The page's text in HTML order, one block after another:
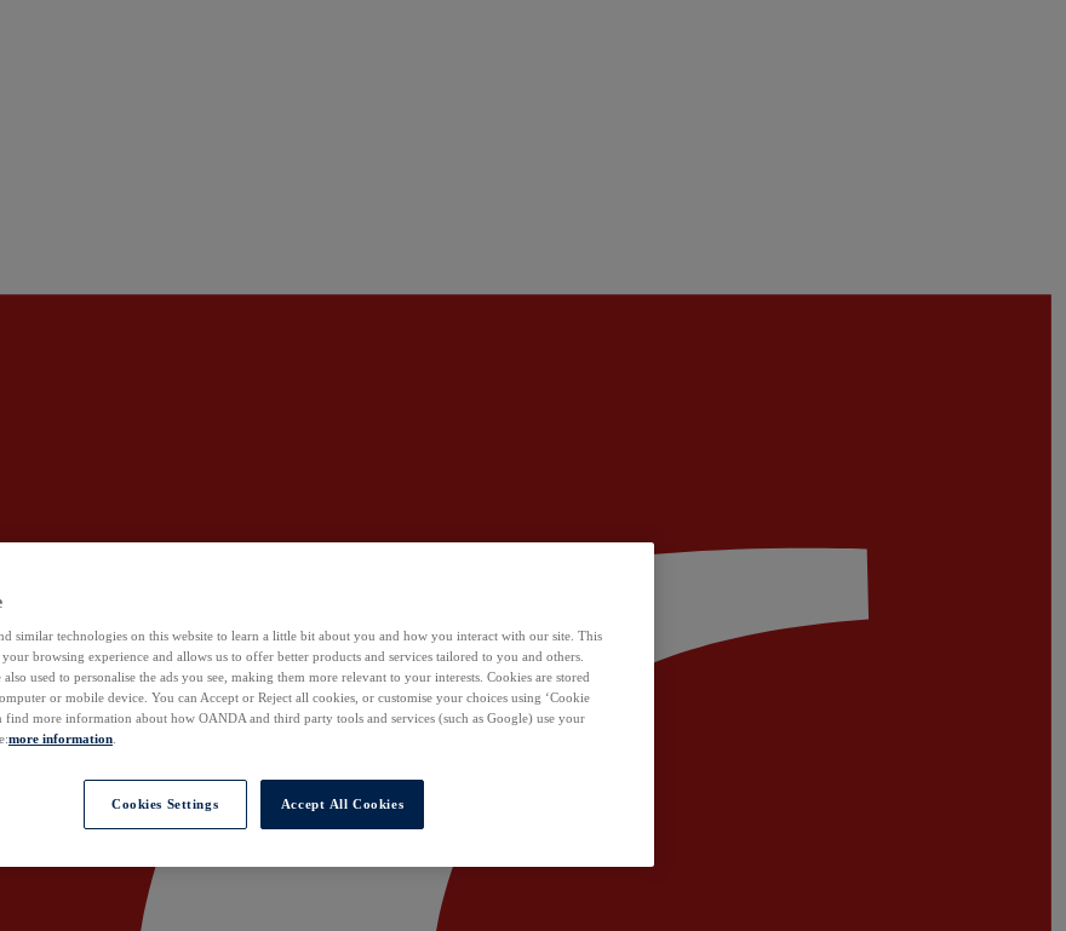
similar technologies on this website to learn a little bit about you and how you interact with our site. This
browsing experience and allows us to offer better products and services tailored to you and others.
also used to personalise the ads you see, making them more relevant to your interests. Cookies are stored
or mobile device. You can Accept or Reject all cookies, or customise your choices using ‘Cookie
find more information about how OANDA and third party tools and services (such as Google) use your
more information
Cookies Settings Accept All Cookies